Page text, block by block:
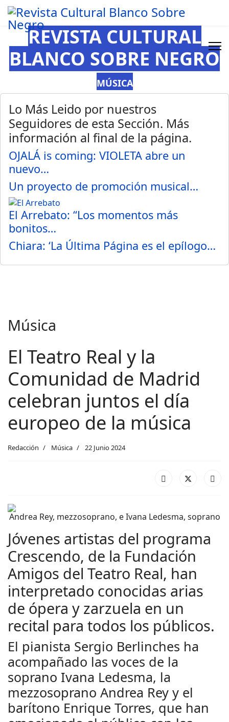
REVISTA CULTURAL
BLANCO SOBRE NEGRO
MÚSICA
Lo Más Leido por nuestros
Seguidores de esta Sección. Más
información al final de la página.
OJALÁ is coming: VIOLETA abre un
nuevo…
Un proyecto de promoción musical…
El Arrebato: “Los momentos más
bonitos…
Chiara: ‘La Última Página es el epílogo…
Música
El Teatro Real y la
Comunidad de Madrid
celebran juntos el día
europeo de la música
Redacción Música 22 Junio 2024
Andrea Rey, mezzosoprano, e Ivana Ledesma, soprano
Jóvenes artistas del programa
Crescendo, de la Fundación
Amigos del Teatro Real, han
interpretado conocidas arias
de ópera y zarzuela en un
recital para todos los públicos.
El pianista Sergio Berlinches ha
acompañado las voces de la
soprano Ivana Ledesma, la
mezzosoprano Andrea Rey y el
barítono Enrique Torres, que han